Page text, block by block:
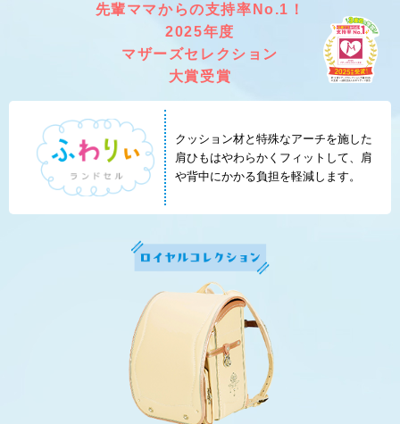
先輩ママからの支持率No.1！
2025年度
マザーズセレクション
大賞受賞
クッション材と特殊なアーチを施した
肩ひもはやわらかく フィットして、肩
や背中にかかる負担を軽減します。